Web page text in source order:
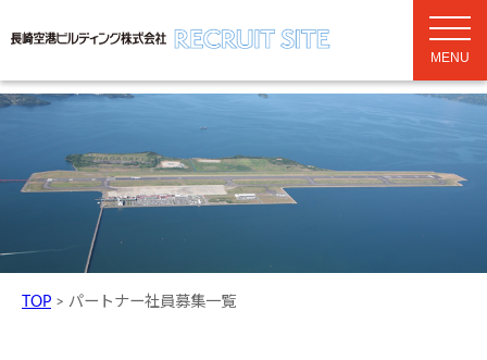
toggle
TOP > パートナー社員募集一覧